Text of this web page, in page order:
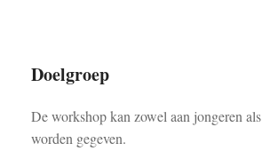
Doelgroep
De workshop kan zowel aan jongeren
worden gegeven.